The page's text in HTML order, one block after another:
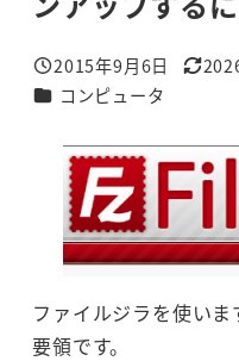
投稿日
2015年9月6日
更新日
カテゴリー
コンピュータ
ファイルジラを使い
要領です。